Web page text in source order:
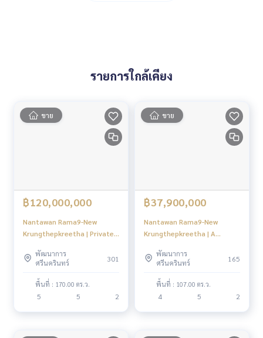
รายการใกล้เคียง
ขาย
฿120,000,000
Nantawan Rama9-New
Krungthepkreetha | Private
garden only | #HL Focus
พัฒนาการ
ศรีนครินทร์
301
พื้นที่ : 170.00 ตร.ว.
5 5 2
ขาย
฿37,900,000
Nantawan Rama9-New
Krungthepkreetha | A
เดี่ยวสุดหรู ตกแต่งพร้อมอยู่ #HL
Focus
พัฒนาการ
ศรีนครินทร์
165
พื้นที่ : 107.00 ตร.ว.
4 5 2